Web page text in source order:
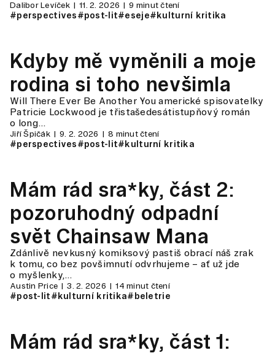
Dalibor Levíček 11. 2. 2026 9 minut čtení
#perspectives#post-lit#eseje#kulturní kritika
Kdyby mě vyměnili a moje
rodina si toho nevšimla
Will There Ever Be Another You americké spisovatelky
Patricie Lockwood je třistašedesátistupňový román
o long…
Jiří Špičák 9. 2. 2026 8 minut čtení
#perspectives#post-lit#kulturní kritika
Mám rád sra*ky, část 2:
pozoruhodný odpadní
svět Chainsaw Mana
Zdánlivě nevkusný komiksový pastiš obrací náš zrak
k tomu, co bez povšimnutí odvrhujeme – ať už jde
o myšlenky,…
Austin Price 3. 2. 2026 14 minut čtení
#post-lit#kulturní kritika#beletrie
Mám rád sra*ky, část 1: